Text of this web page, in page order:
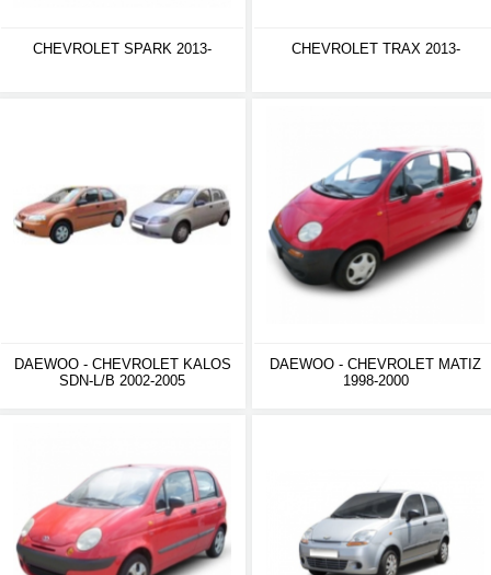
CHEVROLET SPARK 2013- CHEVROLET TRAX 2013-
DAEWOO - CHEVROLET KALOS
SDN-L/B 2002-2005
DAEWOO - CHEVROLET MATIZ
1998-2000